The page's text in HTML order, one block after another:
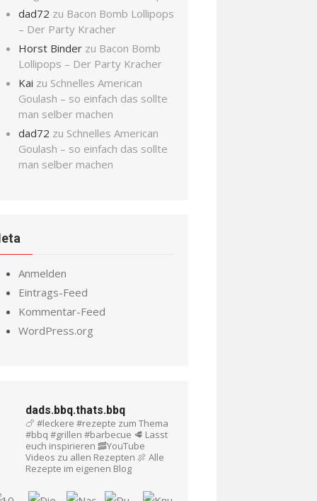
dad72 zu Bacon Bomb Lollipops
– Der Party Kracher
Horst Binder zu Bacon Bomb
Lollipops – Der Party Kracher
Kai zu Schnelles American
Goulash – so einfach das sollte
man selber machen
dad72 zu Schnelles American
Goulash – so einfach das sollte
man selber machen
Anmelden
Eintrags-Feed
Kommentar-Feed
WordPress.org
dads.bbq.thats.bbq
🍗 #leckere #rezepte zum Thema
#bbq #grillen #barbecue 🥩 Lasst
euch inspirieren 🥓YouTube
Videos zu allen Rezepten 🍖 Alle
Rezepte im eigenen Blog